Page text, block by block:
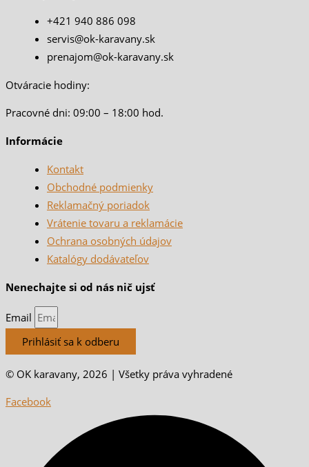
+421 940 886 098
servis@ok-karavany.sk
prenajom@ok-karavany.sk
Otváracie hodiny:
Pracovné dni: 09:00 – 18:00 hod.
Informácie
Kontakt
Obchodné podmienky
Reklamačný poriadok
Vrátenie tovaru a reklamácie
Ochrana osobných údajov
Katalógy dodávateľov
Nenechajte si od nás nič ujsť
Email
Prihlásiť sa k odberu
© OK karavany, 2026 | Všetky práva vyhradené
Facebook